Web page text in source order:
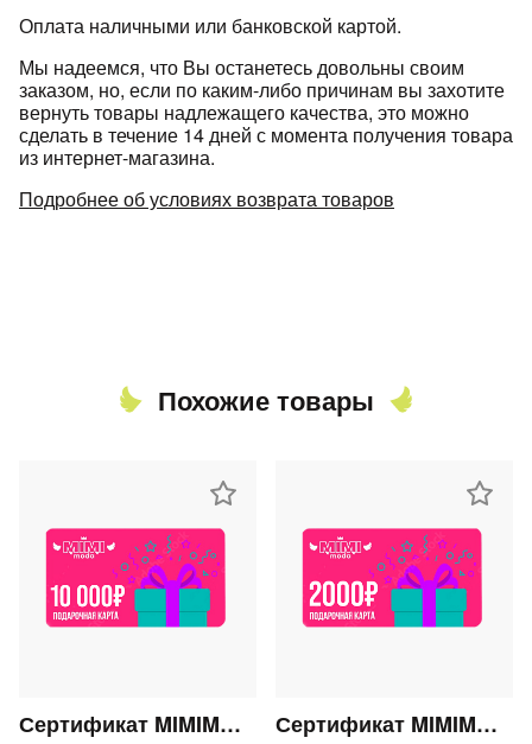
Оплата наличными или банковской картой.
Мы надеемся, что Вы останетесь довольны своим
заказом, но, если по каким-либо причинам вы захотите
вернуть товары надлежащего качества, это можно
сделать в течение 14 дней с момента получения товара
из интернет-магазина.
Подробнее об условиях возврата товаров
Похожие товары
Сертификат MIMIMODA 10000 р. Сертификат MIMIMODA 2000 р.